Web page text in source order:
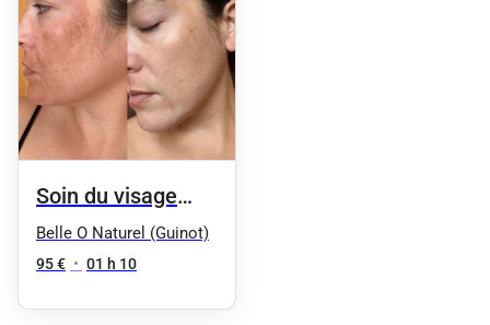
Soin du visage
anti-âge "Énergie
Vitale" by Phyt's
Belle O Naturel (Guinot)
95 € • 01 h 10